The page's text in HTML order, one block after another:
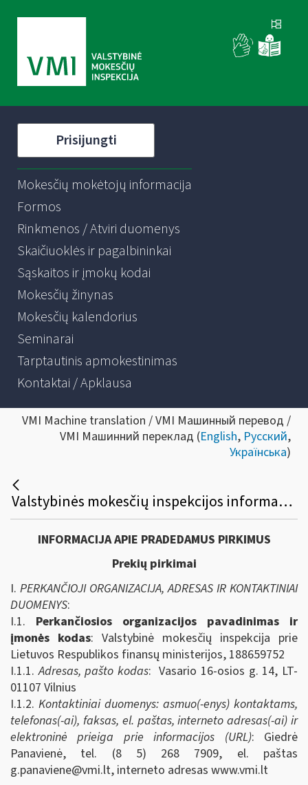
Prisijungti
Mokesčių mokėtojų informacija
Formos
Rinkmenos / Atviri duomenys
Skaičiuoklės ir pagalbininkai
Sąskaitos ir įmokų kodai
Mokesčių žinynas
Mokesčių kalendorius
Seminarai
Tarptautinis apmokestinimas
Kontaktai / Apklausa
VMI Machine translation / VMI Машинный перевод /
VMI Машинний переклад (English, Русский,
Українська)
Valstybinės mokesčių inspekcijos informacinių išteklių virtualios platformos plėtros viešasis pirkimas
INFORMACIJA APIE PRADEDAMUS PIRKIMUS
Prekių pirkimai
I. PERKANČIOJI ORGANIZACIJA, ADRESAS IR KONTAKTINIAI
DUOMENYS:
I.1. Perkančiosios organizacijos pavadinimas ir
įmonės kodas: Valstybinė mokesčių inspekcija prie
Lietuvos Respublikos finansų ministerijos, 188659752
I.1.1.Adresas, pašto kodas: Vasario 16-osios g. 14, LT-
01107 Vilnius
I.1.2. Kontaktiniai duomenys: asmuo(-enys) kontaktams,
telefonas(-ai), faksas, el. paštas, interneto adresas(-ai) ir
elektroninė prieiga prie informacijos (URL): Giedrė
Panavienė, tel. (8 5) 268 7909, el. paštas
g.panaviene@vmi.lt, interneto adresas www.vmi.lt